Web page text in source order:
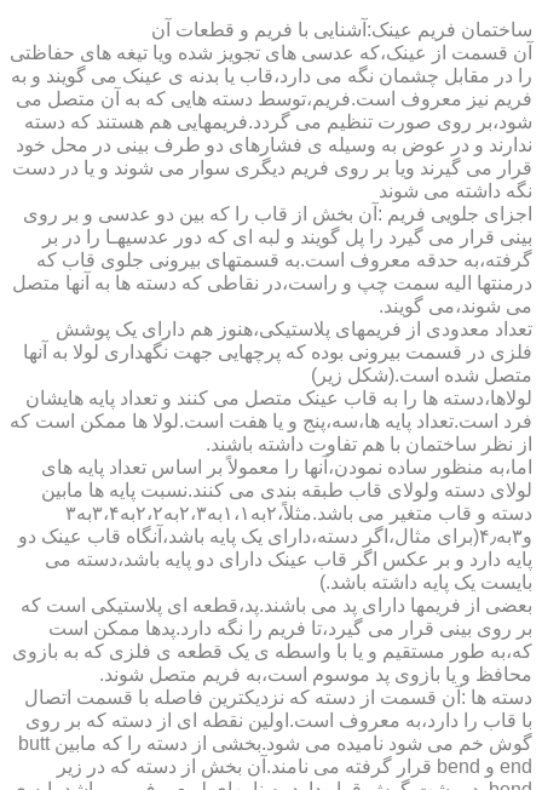
ساختمان فریم عینک:آشنایی با فریم و قطعات آن
آن قسمت از عینک،که عدسی های تجویز شده ویا تیغه های حفاظتی
را در مقابل چشمان نگه می دارد،قاب یا بدنه ی عینک می گویند و به
فریم نیز معروف است.فریم،توسط دسته هایی که به آن متصل می
شود،بر روی صورت تنظیم می گردد.فریمهایی هم هستند که دسته
ندارند و در عوض به وسیله ی فشارهای دو طرف بینی در محل خود
قرار می گیرند ویا بر روی فریم دیگری سوار می شوند و یا در دست
نگه داشته می شوند
اجزای جلویی فریم :آن بخش از قاب را که بین دو عدسی و بر روی
بینی قرار می گیرد را پل گویند و لبه ای که دور عدسیهـا را در بر
گرفته،به حدقه معروف است.به قسمتهای بیرونی جلوی قاب که
درمنتها الیه سمت چپ و راست،در نقاطی که دسته ها به آنها متصل
می شوند،می گویند.
تعداد معدودی از فریمهای پلاستیکی،هنوز هم دارای یک پوشش
فلزی در قسمت بیرونی بوده که پرچهایی جهت نگهداری لولا به آنها
متصل شده است.(شکل زیر)
لولاها،دسته ها را به قاب عینک متصل می کنند و تعداد پایه هایشان
فرد است.تعداد پایه ها،سه،پنج و یا هفت است.لولا ها ممکن است که
از نظر ساختمان با هم تفاوت داشته باشند.
اما،به منظور ساده نمودن،آنها را معمولاً بر اساس تعداد پایه های
لولای دسته ولولای قاب طبقه بندی می کنند.نسبت پایه ها مابین
دسته و قاب متغیر می باشد.مثلاً،۲به۱،۱به۲،۳به۲،۲به۳،۴به۳
و۳به۴٫(برای مثال،اگر دسته،دارای یک پایه باشد،آنگاه قاب عینک دو
پایه دارد و بر عکس اگر قاب عینک دارای دو پایه باشد،دسته می
بایست یک پایه داشته باشد.)
بعضی از فریمها دارای پد می باشند.پد،قطعه ای پلاستیکی است که
بر روی بینی قرار می گیرد،تا فریم را نگه دارد.پدها ممکن است
که،به طور مستقیم و یا با واسطه ی یک قطعه ی فلزی که به بازوی
محافظ و یا بازوی پد موسوم است،به فریم متصل شوند.
دسته ها :آن قسمت از دسته که نزدیکترین فاصله با قسمت اتصال
با قاب را دارد،به معروف است.اولین نقطه ای از دسته که بر روی
گوش خم می شود نامیده می شود.بخشی از دسته را که مابین butt
end و bend قرار گرفته می نامند.آن بخش از دسته که در زیر